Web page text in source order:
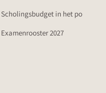
Scholingsbudget in het po
Examenrooster 2027